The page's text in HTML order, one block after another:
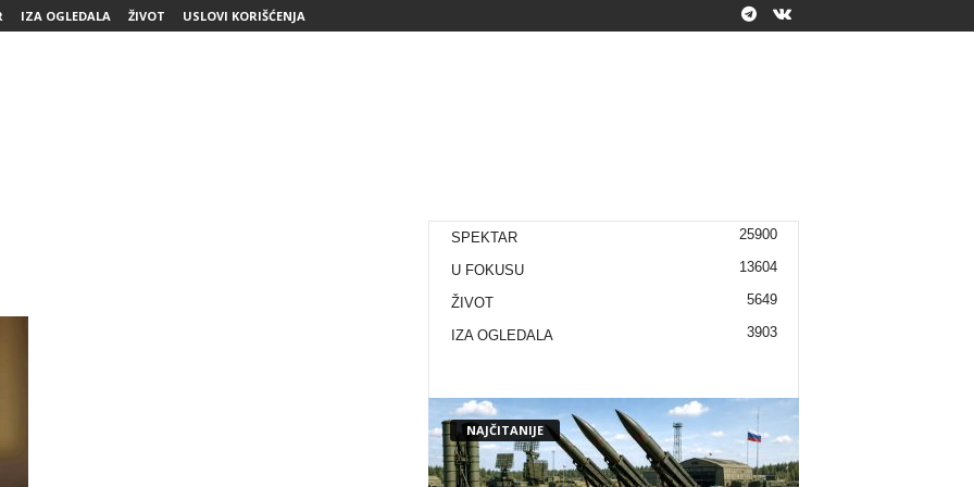
IZA OGLEDALA ŽIVOT USLOVI KORIŠĆENJA
SPEKTAR 25900
U FOKUSU 13604
ŽIVOT 5649
IZA OGLEDALA 3903
NAJČITANIJE